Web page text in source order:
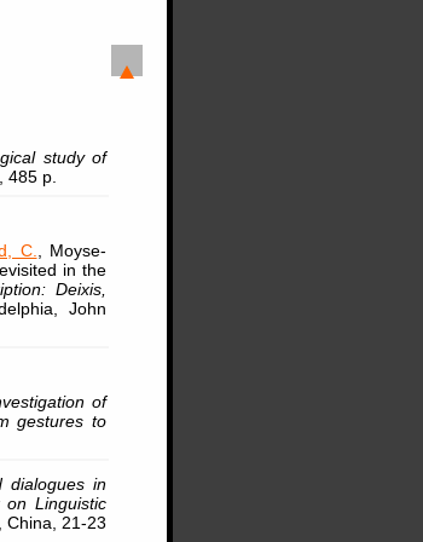
study of
485 p.
C.
, Moyse-
in the
Deixis,
John
of
gestures to
dialogues in
on Linguistic
China, 21-23